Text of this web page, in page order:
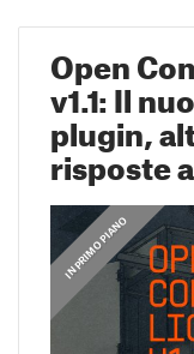
Open
v1.1: Il
plugin,
risposte
GUIDE
,
IN PRIMO PIANO